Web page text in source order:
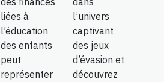
liées à
l’éducation
des enfants
peut
représenter
l’univers
captivant
des jeux
d’évasion et
découvrez